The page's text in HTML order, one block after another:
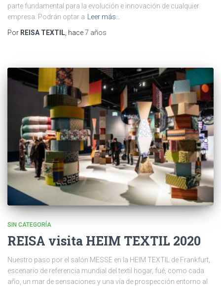
parte fundamental para la evolución e innovación de cualquier
empresa. Podrán optar a Leer más…
Por REISA TEXTIL, hace7 años
SIN CATEGORÍA
REISA visita HEIM TEXTIL 2020
Nuestro paso por el salón MESSE en la HEIM TEXTIL de Frankfurt,
escenario de referencia mundial del textil hogar, fué, como cada
año, un mar de sensaciones y una vía de prospección entorno al